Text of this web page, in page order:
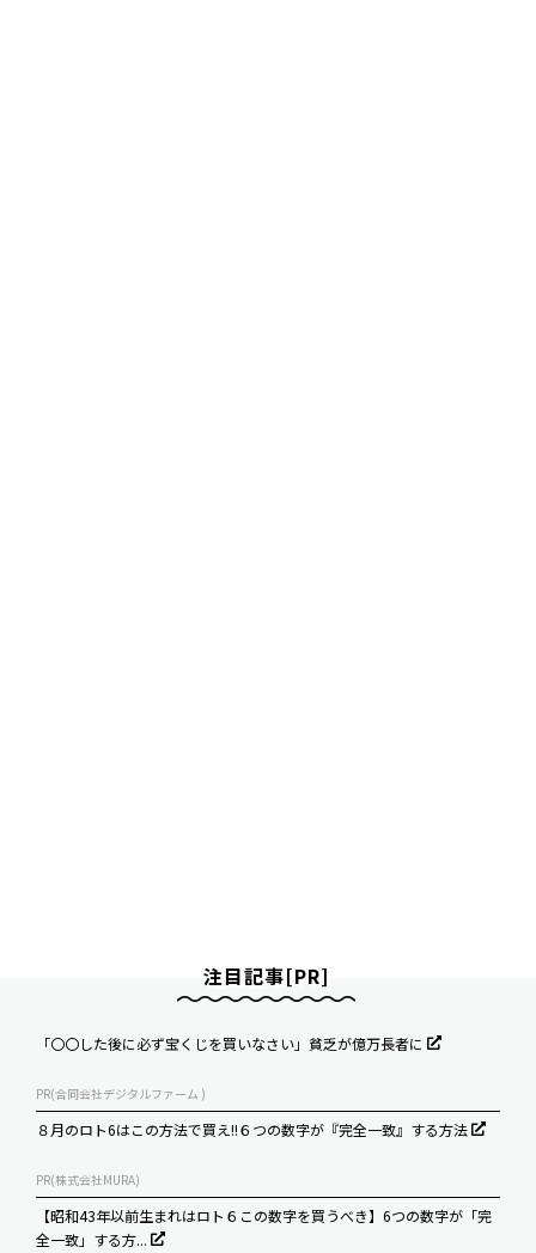
注目記事[PR]
「〇〇した後に必ず宝くじを買いなさい」貧乏が億万長者に
PR(合同会社デジタルファーム )
８月のロト6はこの方法で買え!!６つの数字が『完全一致』する方法
PR(株式会社MURA)
【昭和43年以前生まれはロト６この数字を買うべき】6つの数字が「完
全一致」する方...